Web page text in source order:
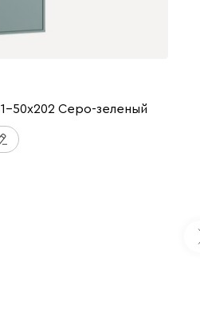
50x202 Серо-зеленый